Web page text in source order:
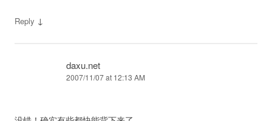
Reply ↓
daxu.net
2007/11/07 at 12:13 AM